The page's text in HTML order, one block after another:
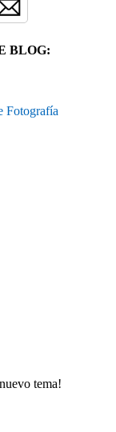
BLOG:
Fotografía
tema!